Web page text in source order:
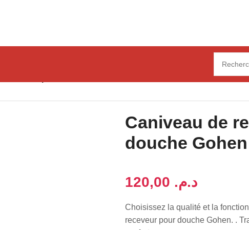
Caniveau de
douche Gohen
د.م.
Choisissez la qualité et la
receveur pour douche Gohen. .